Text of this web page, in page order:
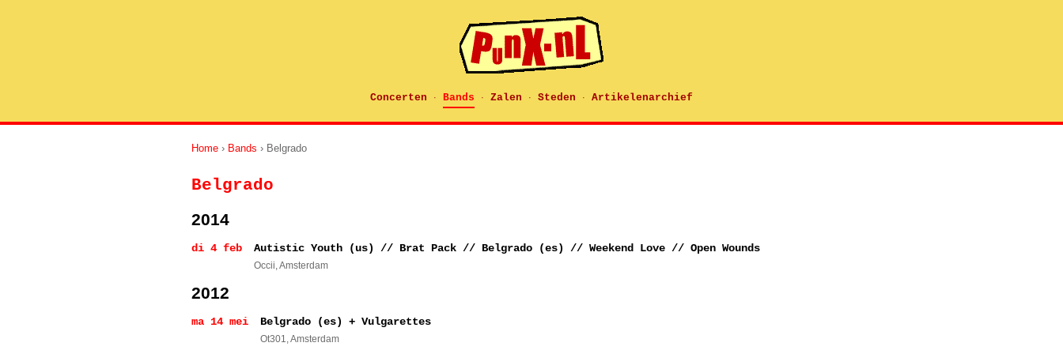
Concerten · Bands · Zalen · Steden · Artikelenarchief
Home › Bands › Belgrado
Belgrado
2014
di 4 feb Autistic Youth (us) // Brat Pack // Belgrado (es) // Weekend Love // Open Wounds
Occii, Amsterdam
2012
ma 14 mei Belgrado (es) + Vulgarettes
Ot301, Amsterdam